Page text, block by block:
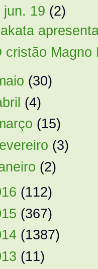
jun. 19 (2)
cristão Magno
(30)
(4)
(15)
(3)
(2)
(112)
(367)
(1387)
(11)